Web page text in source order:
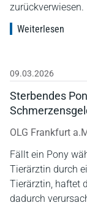
zurückverwiesen.
Weiterlesen
09.03.2026
Sterbendes
OLG Frankfurt
Fällt ein Pony
Tierärztin durch
Tierärztin, haftet
dadurch